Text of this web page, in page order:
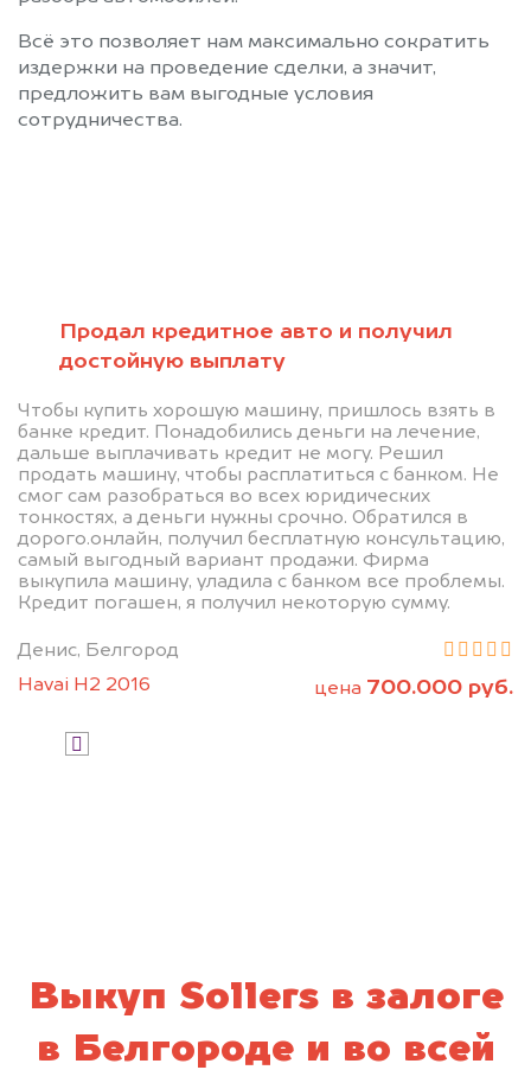
Продал кредитное авто и получил
достойную выплату
Чтобы купить хорошую машину, пришлось взять в
банке кредит. Понадобились деньги на лечение,
дальше выплачивать кредит не могу. Решил
продать машину, чтобы расплатиться с банком. Не
смог сам разобраться во всех юридических
тонкостях, а деньги нужны срочно. Обратился в
дорого.онлайн, получил бесплатную консультацию,
самый выгодный вариант продажи. Фирма
выкупила машину, уладила с банком все проблемы.
Кредит погашен, я получил некоторую сумму.
Денис, Белгород
Havai H2 2016
цена 700.000 руб.
Всё это позволяет нам максимально сократить
издержки на проведение сделки, а значит,
предложить вам выгодные условия
сотрудничества.
(472) 220-54-52
рассчитаем стоимость вашего
автомобиля.
Выкуп Sollers в залоге
в Белгороде и во всей